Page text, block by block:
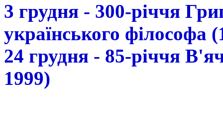
3 грудня - 300-річчя
українського філософа
24 грудня - 85-річчя
1999)